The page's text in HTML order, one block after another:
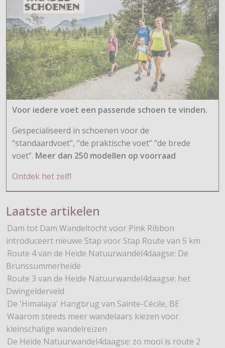
Voor iedere voet een passende schoen te vinden.
Gespecialiseerd in schoenen voor de
“standaardvoet”, “de praktische voet” “de brede
voet”. Meer dan 250 modellen op voorraad
Ontdek het zelf!
Laatste artikelen
Dam tot Dam Wandeltocht voor Pink Ribbon
introduceert nieuwe Stap voor Stap Route van 5 km
Route 4 van de Heide Natuurwandel4daagse: De
Brunssummerheide
Route 3 van de Heide Natuurwandel4daagse: het
Dwingelderveld
De 'Himalaya' Hangbrug van Sainte-Cécile, BE
Waarom steeds meer wandelaars kiezen voor
kleinschalige wandelreizen
De Heide Natuurwandel4daagse: zo mooi is route 2